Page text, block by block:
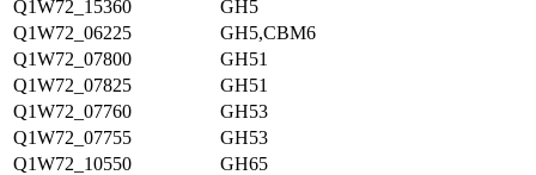
Q1W72_15360
GH5
Q1W72_06225
GH5,CBM6
Q1W72_07800
GH51
Q1W72_07825
GH51
Q1W72_07760
GH53
Q1W72_07755
GH53
Q1W72_10550
GH65